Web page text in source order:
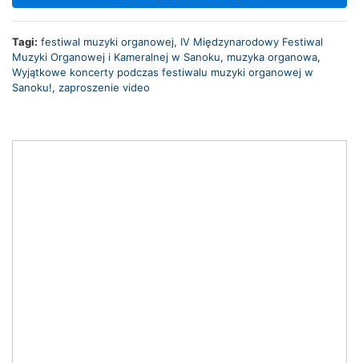
Tagi: festiwal muzyki organowej, IV Międzynarodowy Festiwal
Muzyki Organowej i Kameralnej w Sanoku, muzyka organowa,
Wyjątkowe koncerty podczas festiwalu muzyki organowej w
Sanoku!, zaproszenie video